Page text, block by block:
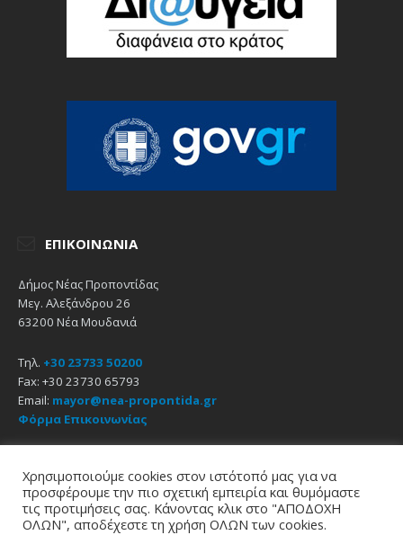
ΕΠΙΚΟΙΝΩΝΊΑ
Δήμος Νέας Προποντίδας
Μεγ. Αλεξάνδρου 26
63200 Νέα Μουδανιά
Τηλ. +30 23733 50200
Fax: +30 23730 65793
Email: mayor@nea-propontida.gr
Φόρμα Επικοινωνίας
EmailFacebookYouTube
Χρησιμοποιούμε cookies στον ιστότοπό μας για να
προσφέρουμε την πιο σχετική εμπειρία και θυμόμαστε
τις προτιμήσεις σας. Κάνοντας κλικ στο "ΑΠΟΔΟΧΗ
ΟΛΩΝ", αποδέχεστε τη χρήση ΟΛΩΝ των cookies.